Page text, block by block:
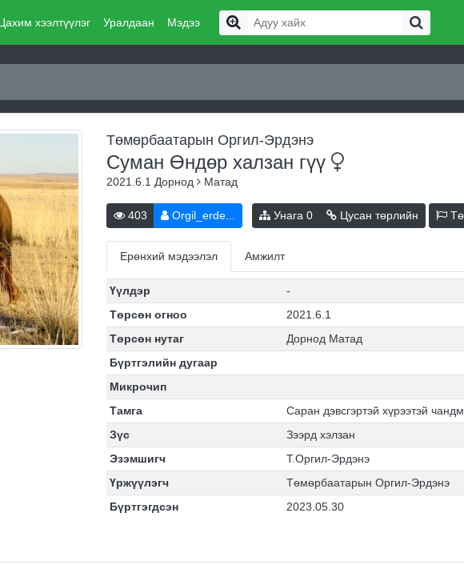
хээлтүүлэг Уралдаан Мэдээ
Төмөрбаатарын Оргил-Эрдэнэ
Суман Өндөр халзан гүү
2021.6.1 Дорнод Матад
403 Orgil_erde... Унага 0 Цусан төрлийн
Ерөнхий мэдээлэл Амжилт
Үүлдэр
-
Төрсөн огноо
2021.6.1
Төрсөн нутаг
Дорнод Матад
Бүртгэлийн дугаар
Микрочип
Тамга
Саран дэвсгэртэй хүрээтэй
Зүс
Зээрд хэлзан
Эзэмшигч
Т.Оргил-Эрдэнэ
Үржүүлэгч
Төмөрбаатарын Оргил-Эрдэнэ
Бүртгэгдсэн
2023.05.30